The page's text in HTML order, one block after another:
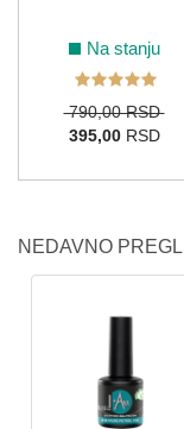
Na stanju
790,00 RSD
395,00RSD
NEDAVNO